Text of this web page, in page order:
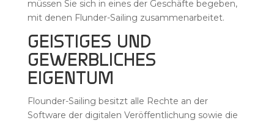
müssen Sie sich in eines der Geschäfte begeben,
mit denen Flunder-Sailing zusammenarbeitet.
GEISTIGES UND
GEWERBLICHES
EIGENTUM
Flounder-Sailing besitzt alle Rechte an der
Software der digitalen Veröffentlichung sowie die